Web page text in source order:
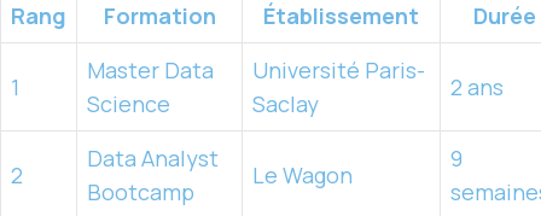
Rang Formation Établissement Durée
1
Master Data
Science
Université Paris-
Saclay
2 ans
2
Data Analyst
Bootcamp
Le Wagon
9